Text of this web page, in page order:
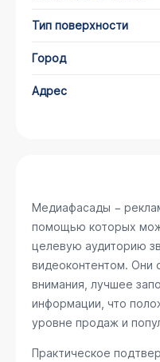
Тип поверхности
Город
Адрес
Медиафасады −
помощью которых
целевую аудиторию
видеоконтентом. Они
внимания, лучшее
информации, что
уровне продаж и
Практическое